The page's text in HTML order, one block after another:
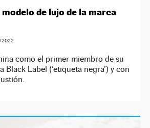
modelo de lujo de la marca
2022
como el primer miembro de su
Black Label (‘etiqueta negra’) y con